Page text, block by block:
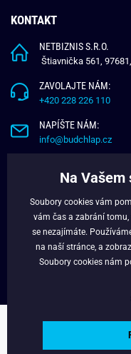
KONTAKT
NETBIZNIS S.R.O.
Štiavnička 561,
ZAVOLAJTE NÁM:
+420 228 226 110
NAPÍŠTE NÁM:
info@budchlap.cz
VĚRNOSTNÍ PROGRAM
FACEBOOK
Copyright © 2024 -
Na Vašem
Soubory cookies vám
vám čas a zabrání tomu,
se nezajímáte.
na naší stránce, a
Soubory cookies nám